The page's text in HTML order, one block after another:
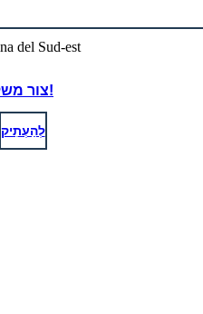
צור משלך!
לְהַעְתִיק